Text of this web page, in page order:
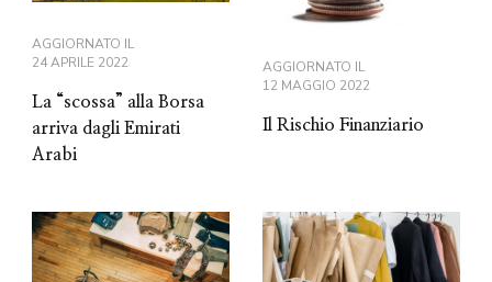
AGGIORNATO IL
24 APRILE 2022
La “scossa” alla Borsa
arriva dagli Emirati
Arabi
AGGIORNATO IL
12 MAGGIO 2022
Il Rischio Finanziario